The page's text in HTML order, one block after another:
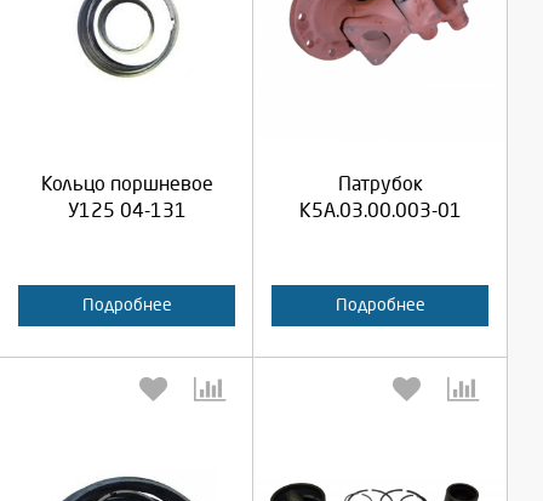
Кольцо поршневое
У125 04-131
Подробнее
Выберите количество:
Отмена
Патрубок
К5А.03.00.003-01
Подробнее
Выберите количество:
Отмена